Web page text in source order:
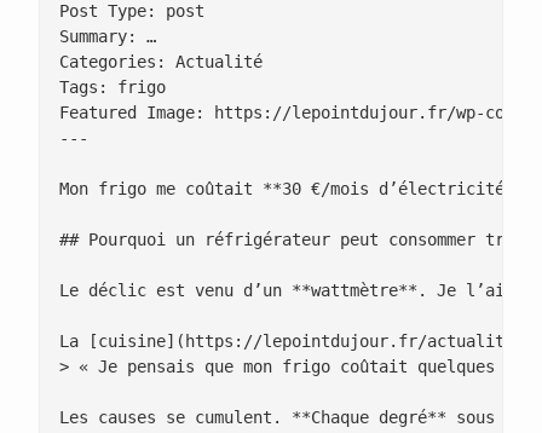
Post Type: post
Summary: …
Categories: Actualité
Tags: frigo
Featured Image: https://lepointdujour.fr/wp-
---
Mon frigo me coûtait **30 €/mois
## Pourquoi un réfrigérateur peut consommer trop
Le déclic est venu d’un **wattmètre**. Je l’ai
La [cuisine](https://lepointdujour.fr/actualite/
> « Je pensais que mon frigo coûtait quelques
Les causes se cumulent. **Chaque degré** sous